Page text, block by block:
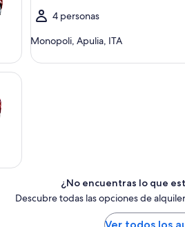
4 personas
Monopoli, Apulia, ITA
¿No encuentras lo que
Descubre todas las opciones de